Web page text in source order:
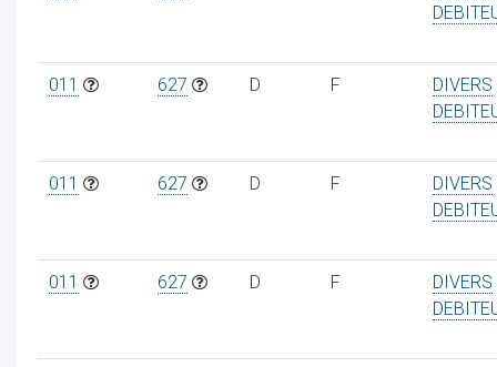
011 627 D F
DIVERS
011 627 D F
DIVERS
011 627 D F
DIVERS